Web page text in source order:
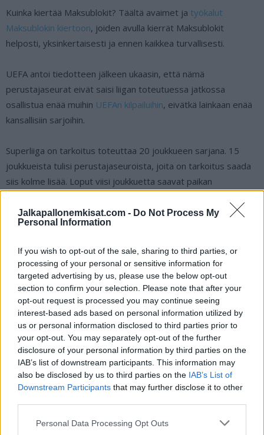
Jalkapallonemkisat.com - Do Not Process My
Personal Information
If you wish to opt-out of the sale, sharing to third parties, or
processing of your personal or sensitive information for
targeted advertising by us, please use the below opt-out
section to confirm your selection. Please note that after your
opt-out request is processed you may continue seeing
interest-based ads based on personal information utilized by
us or personal information disclosed to third parties prior to
your opt-out. You may separately opt-out of the further
disclosure of your personal information by third parties on the
IAB’s list of downstream participants. This information may
also be disclosed by us to third parties on the IAB’s List of
Downstream Participants that may further disclose it to other
Personal Data Processing Opt Outs
Kuinka kiertää Maksublokit? Täältä avaimet ja työkalut
Maksublokin kiertoon, joiden avulla kierrät Maksublokit
helposti, yksinkertaisesti ja ennen kaikkea turvallisesti.
UEFA antoi tiedotteen jälkeen ukaasin, että nämä
perustajaseurat eivät saisi liigan toteutuessa jatkossa
osallistua enää muihin UEFAn kilpailuihin, eivätkä lainkaan enää
kansallisiin sarjoihin.
Superliiga on tarkoitus toteuttaa 20 joukkueen sarjana. 15
joukkueista tulisi perustajaseuroista, joita on tarkoitus saada
siis kolme lisää. Loput viisi joukkuetta saavat paikan
arkisin kahdessa kymmenen joukkueen lohkossa. Runkosarjan
päätteeksi pelattaisiin pudotuspelit.
Tällä hetkellä eurofutiskentällä pelataan valtavaa monen
miljardin arvoista pokeria. Nähtäväksi jää, mihin tämä saaga
vielä päättyy.
Peter Crouch unohti Mestarien Nyt riitti Tottenhamille – Jose